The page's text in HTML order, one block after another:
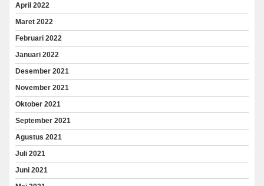
April 2022
Maret 2022
Februari 2022
Januari 2022
Desember 2021
November 2021
Oktober 2021
September 2021
Agustus 2021
Juli 2021
Juni 2021